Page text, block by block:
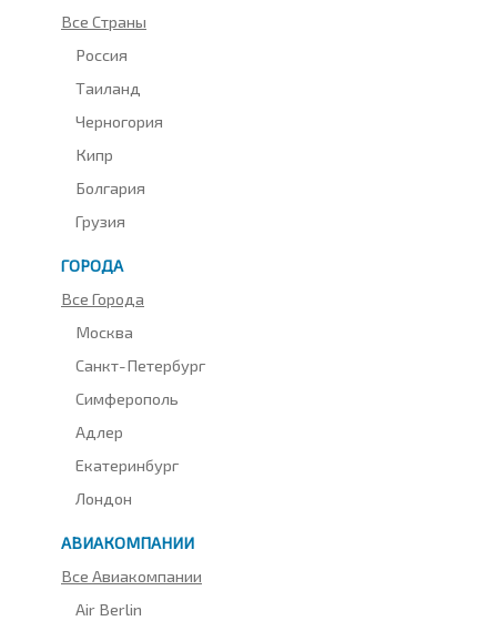
Все Страны
Россия
Таиланд
Черногория
Кипр
Болгария
Грузия
ГОРОДА
Все Города
Москва
Санкт-Петербург
Симферополь
Адлер
Екатеринбург
Лондон
АВИАКОМПАНИИ
Все Авиакомпании
Air Berlin